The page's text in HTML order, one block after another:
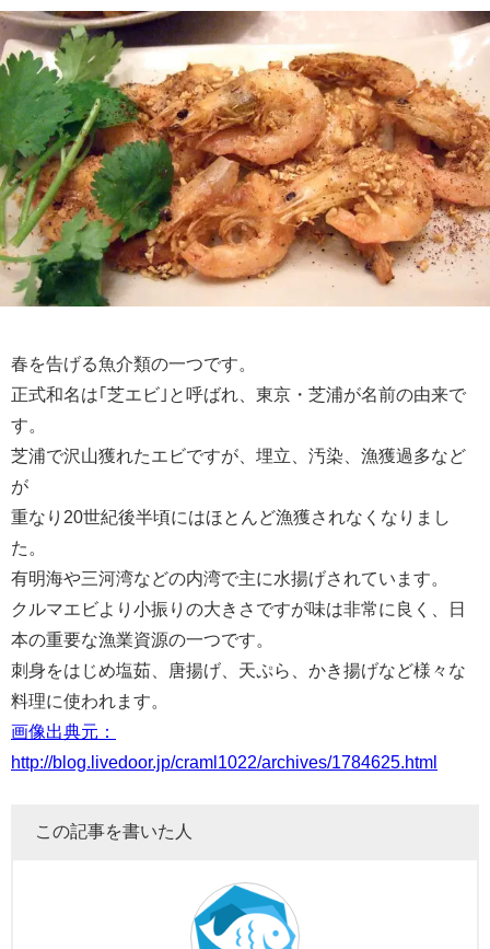
春を告げる魚介類の一つです。
正式和名は｢芝エビ｣と呼ばれ、東京・芝浦が名前の由来で
す。
芝浦で沢山獲れたエビですが、埋立、汚染、漁獲過多など
が
重なり20世紀後半頃にはほとんど漁獲されなくなりまし
た。
有明海や三河湾などの内湾で主に水揚げされています。
クルマエビより小振りの大きさですが味は非常に良く、日
本の重要な漁業資源の一つです。
刺身をはじめ塩茹、唐揚げ、天ぷら、かき揚げなど様々な
料理に使われます。
画像出典元：
http://blog.livedoor.jp/craml1022/archives/1784625.html
この記事を書いた人